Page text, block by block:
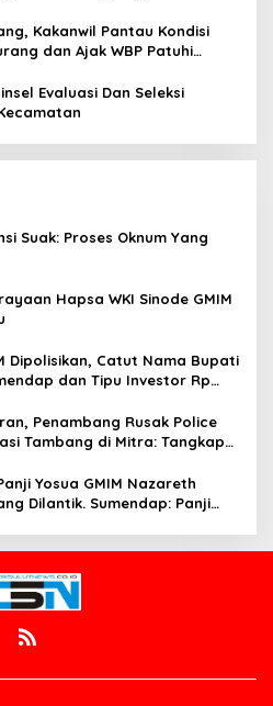
Kakanwil Pantau Kondisi
dan Ajak WBP Patuhi
Evaluasi Dan Seleksi
Suak: Proses Oknum Yang
Hapsa WKI Sinode GMIM
Dipolisikan, Catut Nama Bupati
dan Tipu Investor Rp
Penambang Rusak Police
Tambang di Mitra: Tangkap
Yosua GMIM Nazareth
Dilantik. Sumendap: Panji